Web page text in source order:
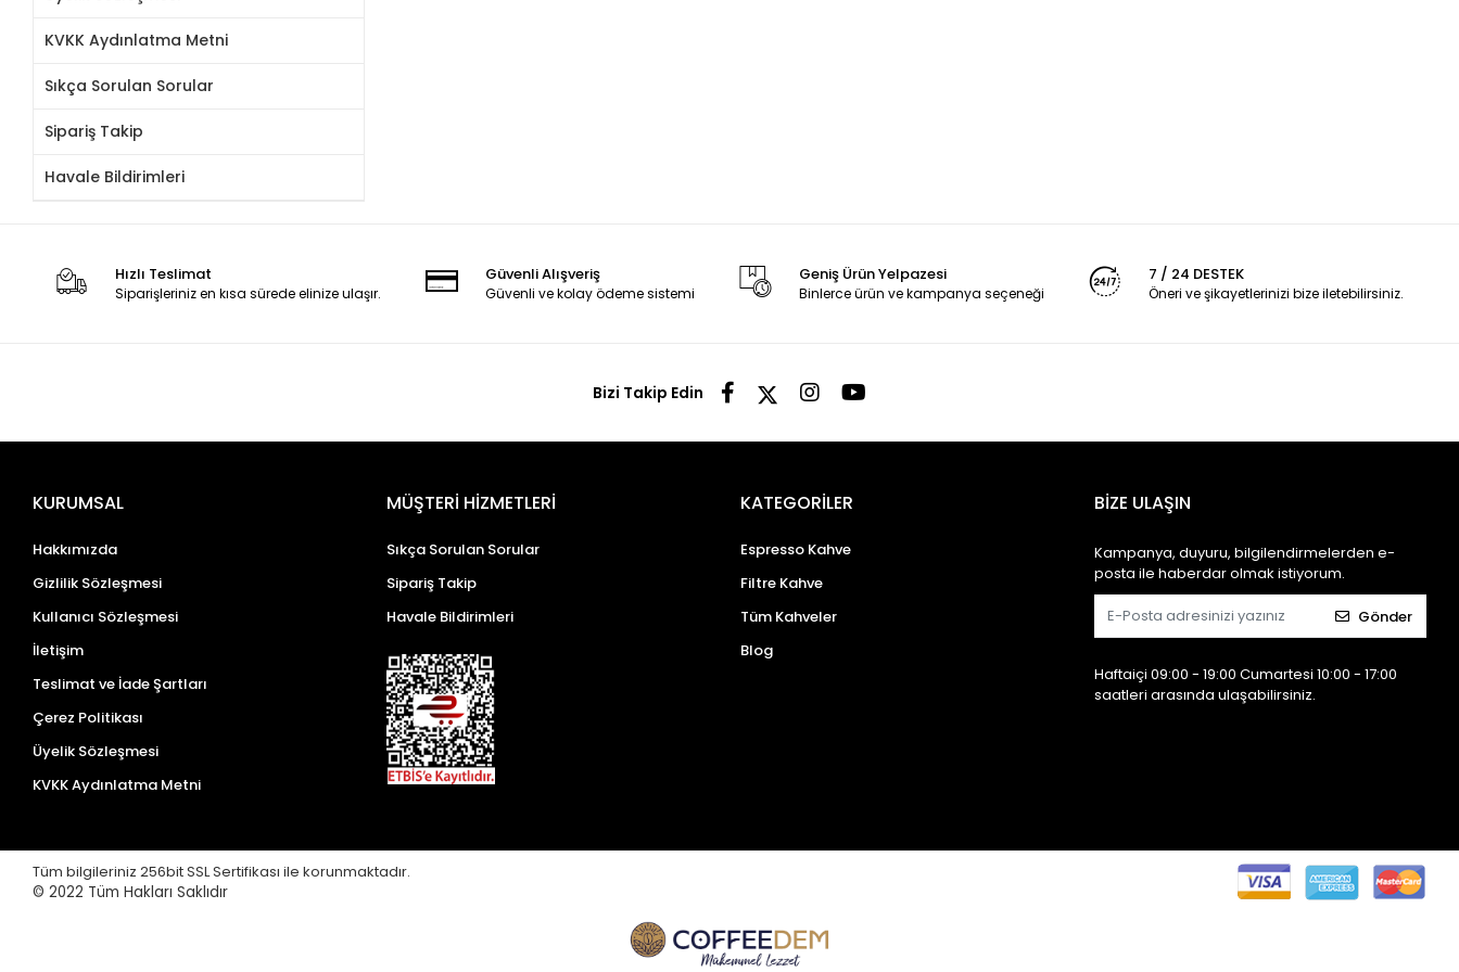
KVKK Aydınlatma Metni
Sıkça Sorulan Sorular
Sipariş Takip
Havale Bildirimleri
Hızlı Teslimat
Siparişleriniz en kısa sürede elinize ulaşır.
Güvenli Alışveriş
Güvenli ve kolay ödeme sistemi
Geniş Ürün Yelpazesi
Binlerce ürün ve kampanya seçeneği
7 / 24 DESTEK
Öneri ve şikayetlerinizi bize iletebilirsiniz.
Bizi Takip Edin
KURUMSAL
Hakkımızda
Gizlilik Sözleşmesi
Kullanıcı Sözleşmesi
İletişim
Teslimat ve İade Şartları
Çerez Politikası
Üyelik Sözleşmesi
KVKK Aydınlatma Metni
MÜŞTERİ HİZMETLERİ
Sıkça Sorulan Sorular
Sipariş Takip
Havale Bildirimleri
KATEGORİLER
Espresso Kahve
Filtre Kahve
Tüm Kahveler
Blog
BİZE ULAŞIN
Kampanya, duyuru, bilgilendirmelerden e-
posta ile haberdar olmak istiyorum.
Gönder
Haftaiçi 09:00 - 19:00 Cumartesi 10:00 - 17:00
saatleri arasında ulaşabilirsiniz.
Tüm bilgileriniz 256bit SSL Sertifikası ile korunmaktadır.
© 2022 Tüm Hakları Saklıdır